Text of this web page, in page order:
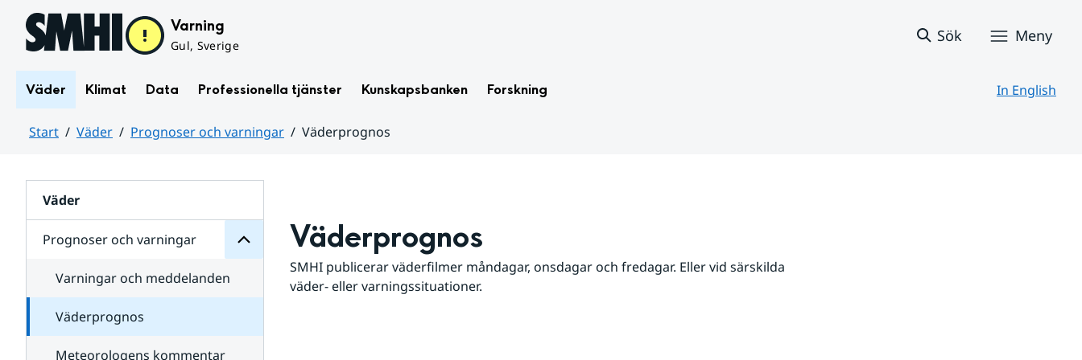
Hoppa till sidans innehåll Varning
Gul, Sverige
Sök Meny
Väder Klimat Data Professionella tjänster Kunskapsbanken Forskning In English
Start Väder Prognoser och varningar
Väderprognos
Väder
Prognoser och varningar
för
varningar
Varningar och meddelanden
Väderprognos
Meteorologens kommentar
Väderprognos
SMHI publicerar väderfilmer måndagar, onsdagar och fredagar. Eller vid särskilda
väder- eller varningssituationer.